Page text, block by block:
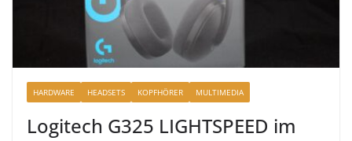
HARDWARE HEADSETS KOPFHÖRER MULTIMEDIA
Logitech G325 LIGHTSPEED im